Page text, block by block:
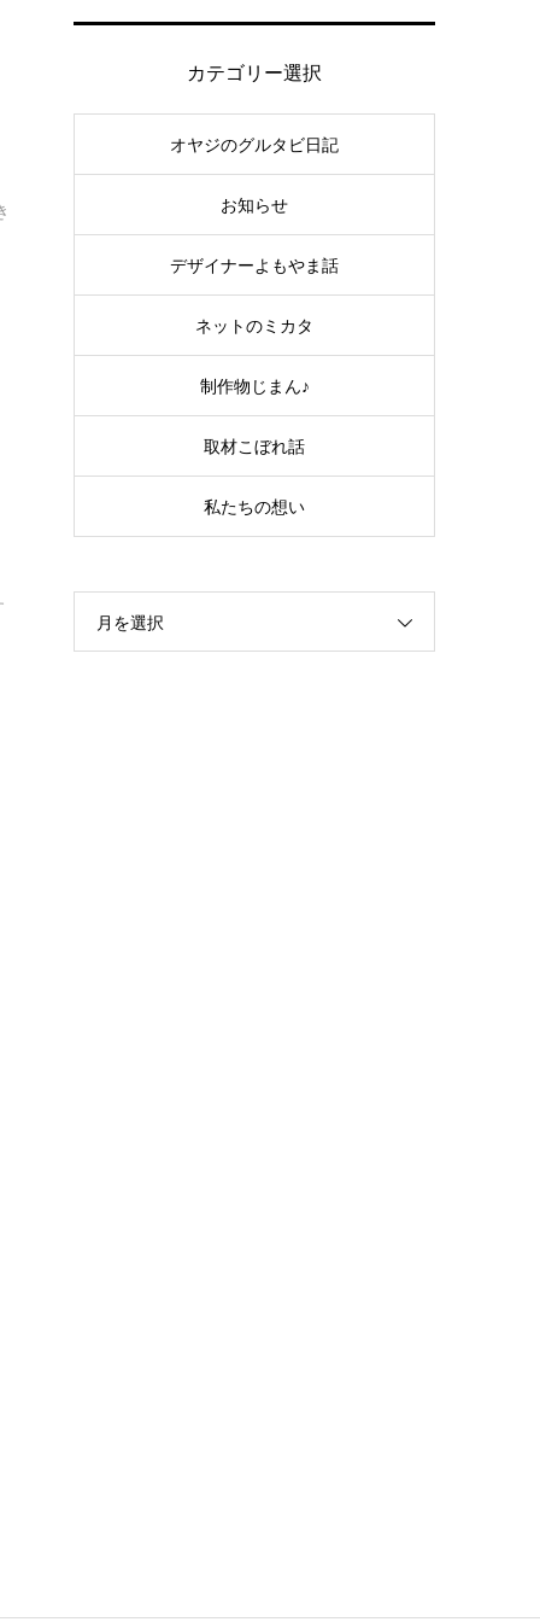
カテゴリー選択
オヤジのグルタビ日記
お知らせ
デザイナーよもやま話
ネットのミカタ
制作物じまん♪
取材こぼれ話
私たちの想い
月を選択